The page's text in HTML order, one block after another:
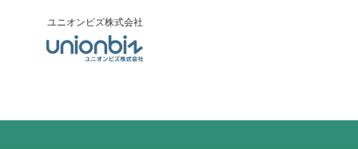
ユニオンビズ株式会社